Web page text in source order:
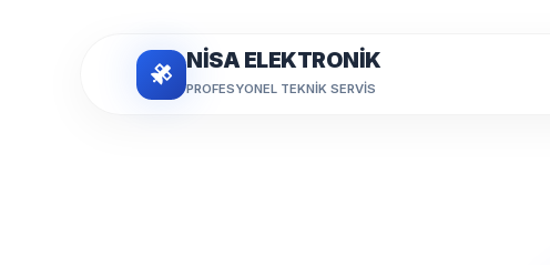
NİSA ELEKTRONİK
PROFESYONEL TEKNIK SERVIS